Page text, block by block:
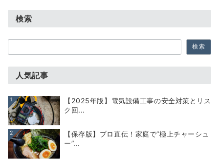
検索
索
検索
人気記事
1
【2025年版】電気設備工事の安全対策とリス
ク回...
2
【保存版】プロ直伝！家庭で“極上チャーシュ
ー”...